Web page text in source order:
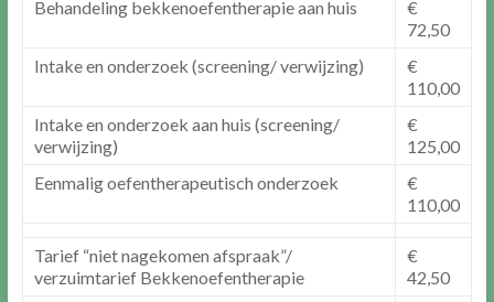
Behandeling bekkenoefentherapie aan huis
€
72,50
Intake en onderzoek (screening/ verwijzing)
€
110,00
Intake en onderzoek aan huis (screening/
verwijzing)
€
125,00
Eenmalig oefentherapeutisch onderzoek
€
110,00
Tarief “niet nagekomen afspraak”/
verzuimtarief Bekkenoefentherapie
€
42,50